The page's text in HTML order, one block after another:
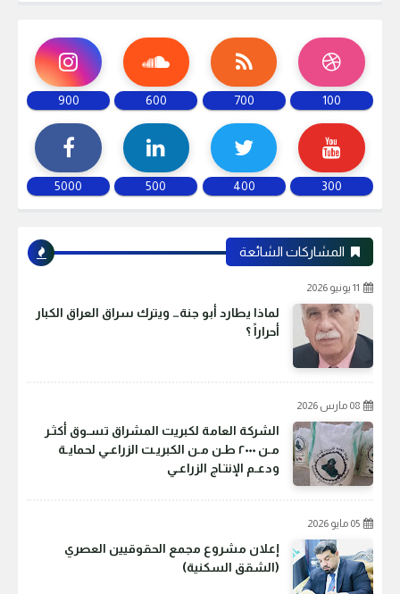
100
700
600
900
300
400
500
5000
المشاركات الشائعة
11 يونيو 2026
لماذا يطارد أبو جنة… ويترك سراق العراق الكبار
أحراراً ؟
08 مارس 2026
الشركة العامة لكبريت المشراق تسـوق أكثـر
مـن ٢٠٠٠ طـن مـن الكبريـت الزراعـي لحمايـة
ودعـم الإنتـاج الزراعـي
05 مايو 2026
إعلان مشروع مجمع الحقوقيين العصري
(الشقق السكنية)